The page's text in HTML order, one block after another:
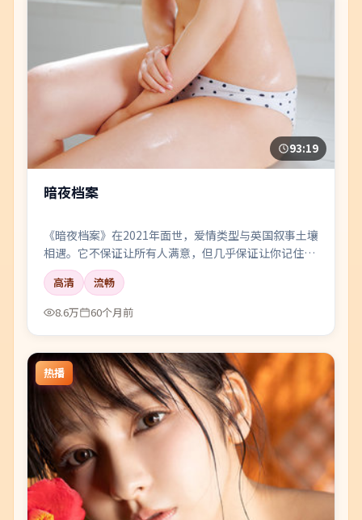
93:19
暗夜档案
《暗夜档案》在2021年面世，爱情类型与英国叙事土壤
相遇。它不保证让所有人满意，但几乎保证让你记住一
两个镜头、一两句对白，以及散场后心里那点挥之不去
的回声。
高清
流畅
8.6万
60个月前
热播